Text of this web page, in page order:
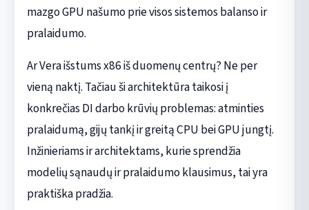
mazgo GPU našumo prie visos sistemos balanso ir
pralaidumo.
Ar Vera išstums x86 iš duomenų centrų? Ne per
vieną naktį. Tačiau ši architektūra taikosi į
konkrečias DI darbo krūvių problemas: atminties
pralaidumą, gijų tankį ir greitą CPU bei GPU jungtį.
Inžinieriams ir architektams, kurie sprendžia
modelių sąnaudų ir pralaidumo klausimus, tai yra
praktiška pradžia.